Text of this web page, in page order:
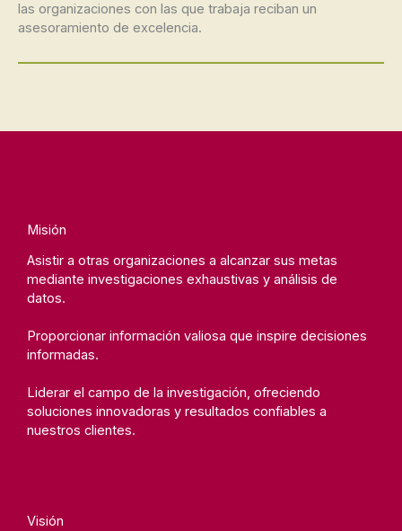
las organizaciones con las que trabaja reciban un
asesoramiento de excelencia.
Misión
Asistir a otras organizaciones a alcanzar sus metas
mediante investigaciones exhaustivas y análisis de
datos.
Proporcionar información valiosa que inspire decisiones
informadas.
Liderar el campo de la investigación, ofreciendo
soluciones innovadoras y resultados confiables a
nuestros clientes.
Visión